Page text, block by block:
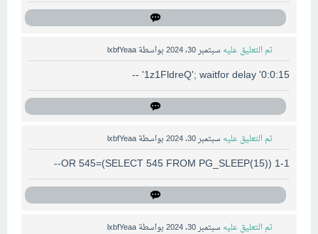
تم التعليق عليه سبتمبر 30، 2024 بواسطة lxbfYeaa
1z1FldreQ'; waitfor delay '0:0:15' --
تم التعليق عليه سبتمبر 30، 2024 بواسطة lxbfYeaa
1-1 OR 545=(SELECT 545 FROM PG_SLEEP(15))--
تم التعليق عليه سبتمبر 30، 2024 بواسطة lxbfYeaa